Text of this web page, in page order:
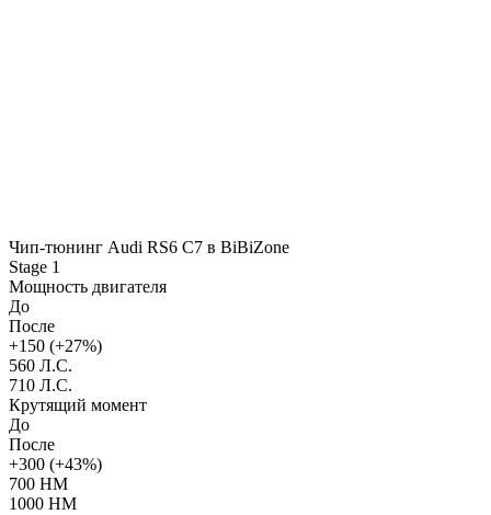
Чип-тюнинг Audi RS6 C7 в BiBiZone
Stage 1
Мощность двигателя
До
После
+150 (+27%)
560 Л.С.
710 Л.С.
Крутящий момент
До
После
+300 (+43%)
700 НМ
1000 НМ